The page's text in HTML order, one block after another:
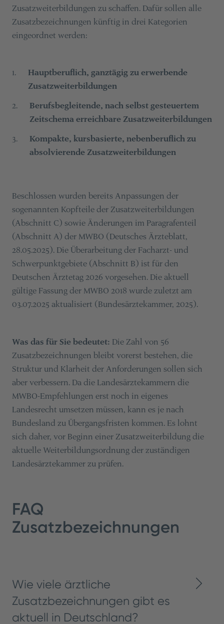
Zusatzweiterbildungen zu schaffen. Dafür sollen alle
Zusatzbezeichnungen künftig in drei Kategorien
eingeordnet werden:
1.
Hauptberuflich, ganztägig zu erwerbende
Zusatzweiterbildungen
2.
Berufsbegleitende, nach selbst gesteuertem
Zeitschema erreichbare Zusatzweiterbildungen
3.
Kompakte, kursbasierte, nebenberuflich zu
absolvierende Zusatzweiterbildungen
Beschlossen wurden bereits Anpassungen der
sogenannten Kopfteile der Zusatzweiterbildungen
(Abschnitt C) sowie Änderungen im Paragrafenteil
(Abschnitt A) der MWBO (Deutsches Ärzteblatt,
28.05.2025). Die Überarbeitung der Facharzt- und
Schwerpunktgebiete (Abschnitt B) ist für den
Deutschen Ärztetag 2026 vorgesehen. Die aktuell
gültige Fassung der MWBO 2018 wurde zuletzt am
03.07.2025 aktualisiert (Bundesärztekammer, 2025).
Was das für Sie bedeutet: Die Zahl von 56
Zusatzbezeichnungen bleibt vorerst bestehen, die
Struktur und Klarheit der Anforderungen sollen sich
aber verbessern. Da die Landesärztekammern die
MWBO-Empfehlungen erst noch in eigenes
Landesrecht umsetzen müssen, kann es je nach
Bundesland zu Übergangsfristen kommen. Es lohnt
sich daher, vor Beginn einer Zusatzweiterbildung die
aktuelle Weiterbildungsordnung der zuständigen
Landesärztekammer zu prüfen.
FAQ
Zusatzbezeichnungen
Wie viele ärztliche
Zusatzbezeichnungen gibt es
aktuell in Deutschland?